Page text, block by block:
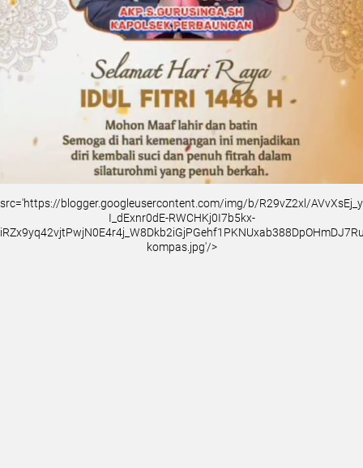
src='https://blogger.googleusercontent.com/img/b/R29vZ2xl/
I_dExnr0dE-RWCHKj0I7b5kx-
kompas.jpg'/>